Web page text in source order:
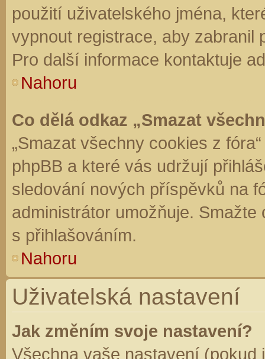
použití uživatelského jména,
vypnout registrace, aby zabranil
Pro další informace kontaktuje
Nahoru
Co dělá odkaz „Smazat
„Smazat všechny cookies z
phpBB a které vás udržují
sledování nových příspěvků na
administrátor umožňuje.
s přihlašováním.
Nahoru
Uživatelská nastavení
Jak změním svoje nastavení?
Všechna vaše nastavení (pokud